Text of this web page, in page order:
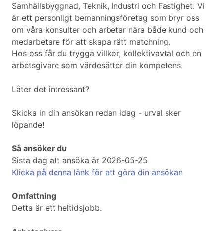
Samhällsbyggnad, Teknik, Industri och Fastighet. Vi
är ett personligt bemanningsföretag som bryr oss
om våra konsulter och arbetar nära både kund och
medarbetare för att skapa rätt matchning.
Hos oss får du trygga villkor, kollektivavtal och en
arbetsgivare som värdesätter din kompetens.
Låter det intressant?
Skicka in din ansökan redan idag - urval sker
löpande!
Så ansöker du
Sista dag att ansöka är 2026-05-25
Klicka på denna länk för att göra din ansökan
Omfattning
Detta är ett heltidsjobb.